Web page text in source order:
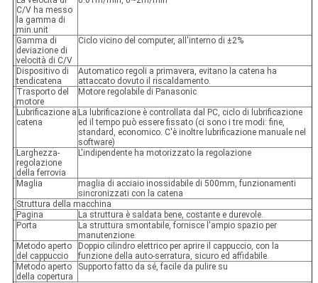
C/V ha messo
la gamma di
min.unit
Gamma di
deviazione di
velocità di C/V
Ciclo vicino del computer, all'interno di ±2%
Dispositivo di
tendicatena
Automatico regoli a primavera, evitano la catena ha
attaccato dovuto il riscaldamento.
Trasporto del
motore
Motore regolabile di Panasonic
Lubrificazione a
catena
La lubrificazione è controllata dal PC, ciclo di lubrificazione
ed il tempo può essere fissato (ci sono i tre modi: fine,
standard, economico. C'è inoltre lubrificazione manuale nel
software)
Larghezza-
regolazione
della ferrovia
L'indipendente ha motorizzato la regolazione
Maglia
maglia di acciaio inossidabile di 500mm, funzionamenti
sincronizzati con la catena
Struttura della macchina
Pagina
La struttura è saldata bene, costante e durevole.
Porta
La struttura smontabile, fornisce l'ampio spazio per
manutenzione.
Metodo aperto
del cappuccio
Doppio cilindro elettrico per aprire il cappuccio, con la
funzione della auto-serratura, sicuro ed affidabile.
Metodo aperto
della copertura
Supporto fatto da sé, facile da pulire su